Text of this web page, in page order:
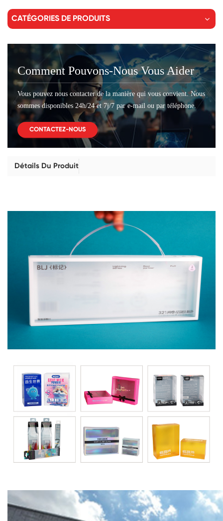
CATÉGORIES DE PRODUITS
Comment Pouvons-Nous Vous Aider
Vous pouvez nous contacter de la manière qui vous convient. Nous
sommes disponibles 24h/24 et 7j/7 par e-mail ou par téléphone.
CONTACTEZ-NOUS
Détails Du Produit